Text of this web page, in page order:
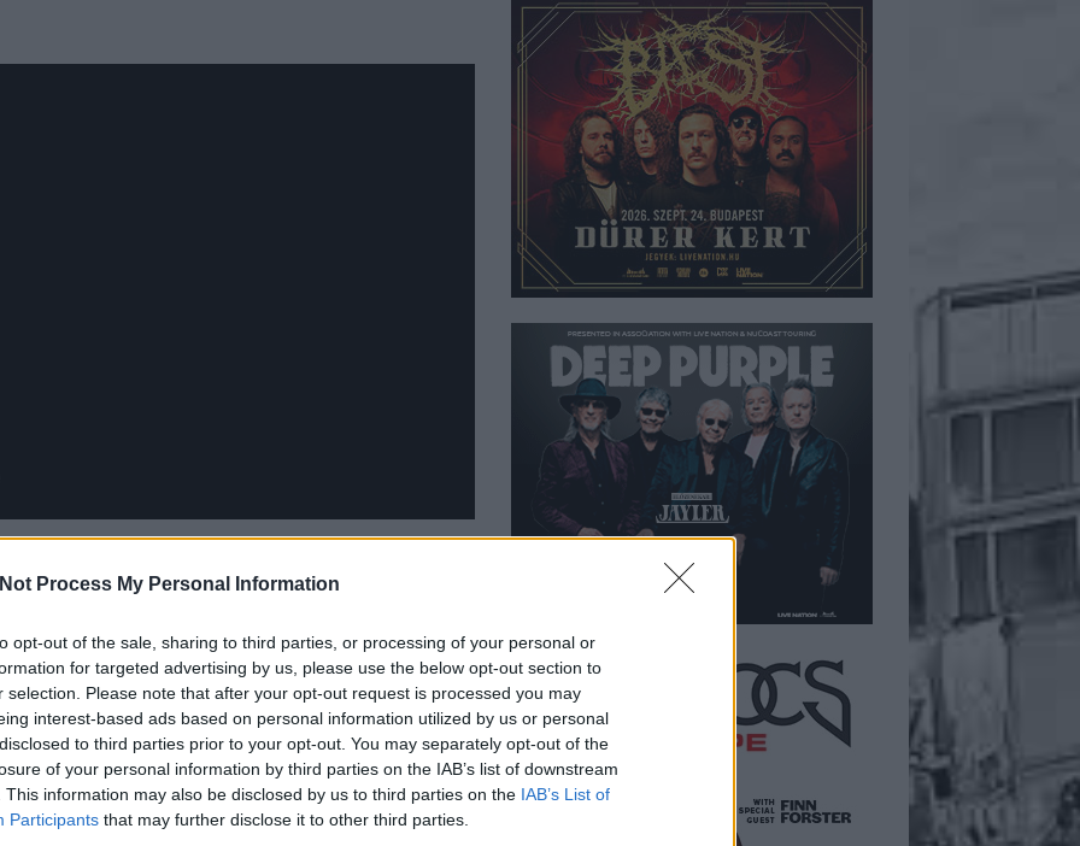
Process My Personal Information
opt-out of the sale, sharing to third parties, or processing of your personal or
for targeted advertising by us, please use the below opt-out section to
selection. Please note that after your opt-out request is processed you may
interest-based ads based on personal information utilized by us or personal
to third parties prior to your opt-out. You may separately opt-out of the
of your personal information by third parties on the IAB’s list of downstream
This information may also be disclosed by us to third parties on the IAB’s List of
Participants that may further disclose it to other third parties.
And Doom Vol. II. Erről, hogy bizonyítsák, hogy az
az albumban, bedobták a közösbe a